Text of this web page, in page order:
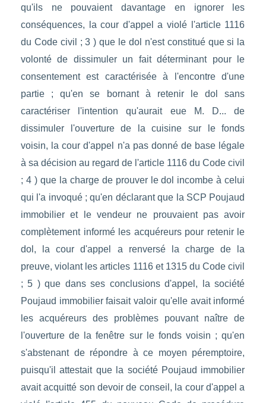
qu'ils ne pouvaient davantage en ignorer les
conséquences, la cour d'appel a violé l'article 1116
du Code civil ; 3 ) que le dol n'est constitué que si la
volonté de dissimuler un fait déterminant pour le
consentement est caractérisée à l'encontre d'une
partie ; qu'en se bornant à retenir le dol sans
caractériser l'intention qu'aurait eue M. D... de
dissimuler l'ouverture de la cuisine sur le fonds
voisin, la cour d'appel n'a pas donné de base légale
à sa décision au regard de l'article 1116 du Code civil
; 4 ) que la charge de prouver le dol incombe à celui
qui l'a invoqué ; qu'en déclarant que la SCP Poujaud
immobilier et le vendeur ne prouvaient pas avoir
complètement informé les acquéreurs pour retenir le
dol, la cour d'appel a renversé la charge de la
preuve, violant les articles 1116 et 1315 du Code civil
; 5 ) que dans ses conclusions d'appel, la société
Poujaud immobilier faisait valoir qu'elle avait informé
les acquéreurs des problèmes pouvant naître de
l'ouverture de la fenêtre sur le fonds voisin ; qu'en
s'abstenant de répondre à ce moyen péremptoire,
puisqu'il attestait que la société Poujaud immobilier
avait acquitté son devoir de conseil, la cour d'appel a